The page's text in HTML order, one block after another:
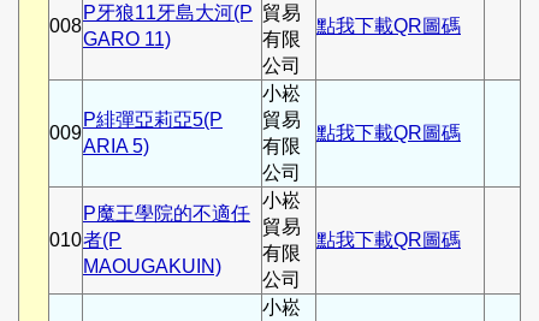
008
P牙狼11牙島大河(P
GARO 11)
貿易
有限
公司
點我下載QR圖碼
009
P緋彈亞莉亞5(P
ARIA 5)
小崧
貿易
有限
公司
點我下載QR圖碼
010
P魔王學院的不適任
者(P
MAOUGAKUIN)
小崧
貿易
有限
公司
點我下載QR圖碼
小崧